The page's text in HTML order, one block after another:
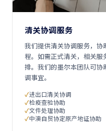
清关协调服务
我们提供清关协调服务，
程。如需正式清关，相关
排。我们的墨尔本团队可
调事宜。
进出口清关协调
检疫查验协助
文件处理协助
中澳自贸协定原产地证协助